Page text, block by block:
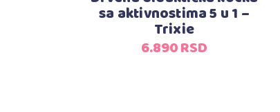
sa aktivnostima 5 u 1 –
Trixie
6.890RSD